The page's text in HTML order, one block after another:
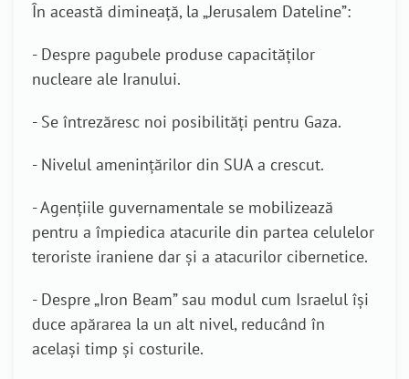
În această dimineață, la „Jerusalem Dateline”:
- Despre pagubele produse capacităților
nucleare ale Iranului.
- Se întrezăresc noi posibilități pentru Gaza.
- Nivelul amenințărilor din SUA a crescut.
- Agențiile guvernamentale se mobilizează
pentru a împiedica atacurile din partea celulelor
teroriste iraniene dar și a atacurilor cibernetice.
- Despre „Iron Beam” sau modul cum Israelul își
duce apărarea la un alt nivel, reducând în
același timp și costurile.